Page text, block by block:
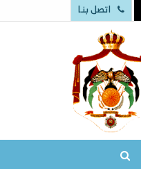
اتصل بنا